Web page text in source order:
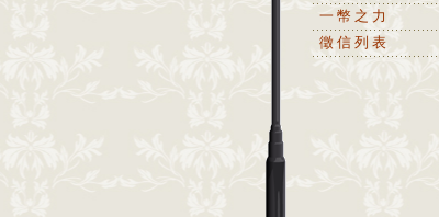
一幣之力
徵信列表